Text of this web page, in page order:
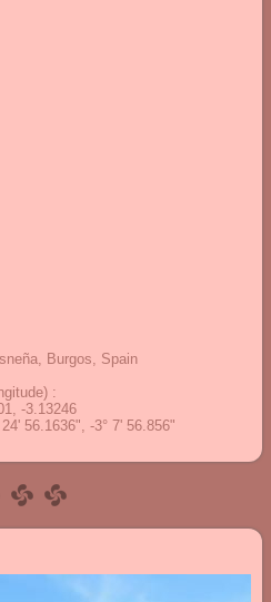
Burgos, Spain
:
-3.13246
24' 56.1636", -3° 7' 56.856"